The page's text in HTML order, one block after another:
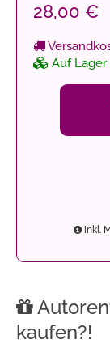
28,00 €
Auf Lager
inkl.
kaufen?!